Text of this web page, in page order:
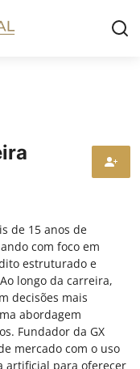
de 15 anos de
com foco em
estruturado e
longo da carreira,
decisões mais
abordagem
Fundador da GX
mercado com o uso
artificial para oferecer